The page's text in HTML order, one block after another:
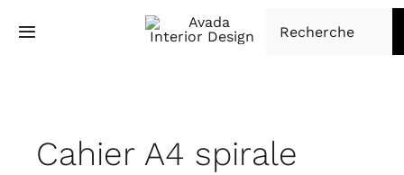
Toggle
Tapisserie d’ameublement
Cahier A4 spirale